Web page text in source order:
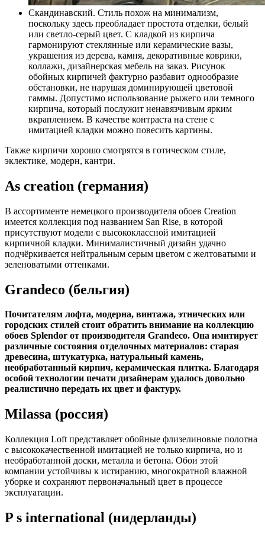
Скандинавский. Стиль похож на минимализм,
поскольку здесь преобладает простота отделки, белый
или светло-серый цвет. С кладкой из кирпича
гармонируют стеклянные или керамические вазы,
украшения из дерева, камня, декоративные коврики,
коллажи, дизайнерская мебель на заказ. Рисунок
обойных кирпичей фактурно разбавит однообразие
обстановки, не нарушая доминирующей цветовой
гаммы. Допустимо использование рыжего или темного
кирпича, который послужит ненавязчивым ярким
вкраплением. В качестве контраста на стене с
имитацией кладки можно повесить картины.
Также кирпичи хорошо смотрятся в готическом стиле,
эклектике, модерн, кантри.
As creation (германия)
В ассортименте немецкого производителя обоев Creation
имеется коллекция под названием San Rise, в которой
присутствуют модели с высококлассной имитацией
кирпичной кладки. Минималистичный дизайн удачно
подчёркивается нейтральным серым цветом с желтоватыми и
зеленоватыми оттенками.
Grandeco (бельгия)
Почитателям лофта, модерна, винтажа, этнических или
городских стилей стоит обратить внимание на коллекцию
обоев Splendor от производителя Grandeco. Она имитирует
различные состояния отделочных материалов: старая
древесина, штукатурка, натуральный камень,
необработанный кирпич, керамическая плитка. Благодаря
особой технологии печати дизайнерам удалось довольно
реалистично передать их цвет и фактуру.
Milassa (россия)
Коллекция Loft представляет обойные флизелиновые полотна
с высококачественной имитацией не только кирпича, но и
необработанной доски, металла и бетона. Обои этой
компании устойчивы к истиранию, многократной влажной
уборке и сохраняют первоначальный цвет в процессе
эксплуатации.
P s international (нидерланды)